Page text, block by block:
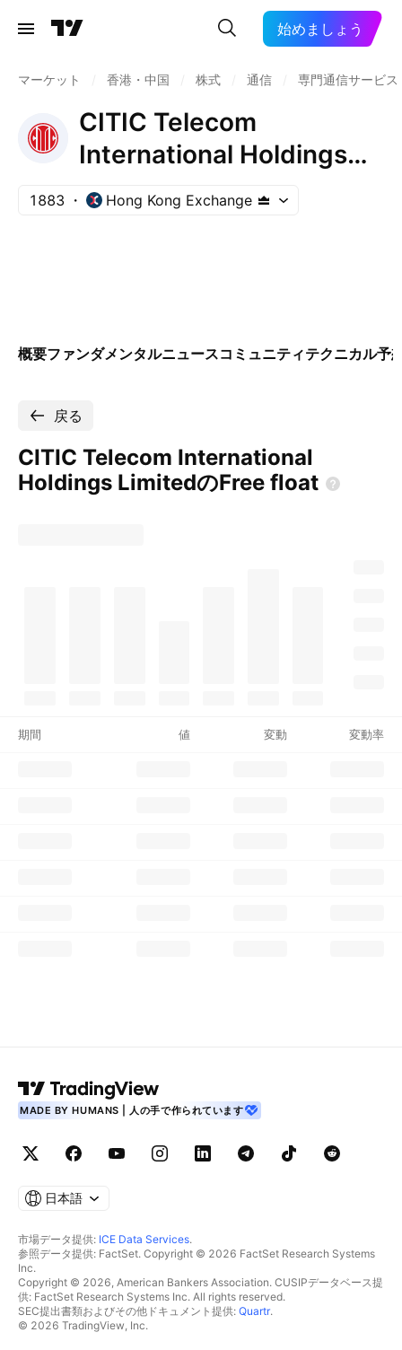
始めましょう
マーケット 香港・中国 株式 通信 専門通信サービス
CITIC Telecom
International Holdings
Limited
1883 Hong Kong Exchange
概要ファンダメンタルニュースコミュニティテクニカル予
戻る
CITIC Telecom International
Holdings LimitedのFree float
期間 値 変動 変動率
MADE BY HUMANS | 人の手で作られています
日本語
市場データ提供: ICE Data Services.
参照データ提供: FactSet. Copyright © 2026 FactSet Research Systems
Inc.
Copyright © 2026, American Bankers Association. CUSIPデータベース提
供: FactSet Research Systems Inc. All rights reserved.
SEC提出書類およびその他ドキュメント提供: Quartr.
© 2026 TradingView, Inc.